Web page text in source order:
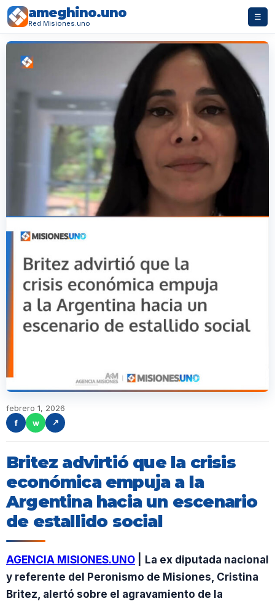
ameghino.uno
Red Misiones.uno
☰
febrero 1, 2026
f
w ↗
Britez advirtió que la crisis
económica empuja a la
Argentina hacia un escenario
de estallido social
AGENCIA MISIONES.UNO
La ex diputada nacional
y referente del Peronismo de Misiones, Cristina
Britez, alertó sobre el agravamiento de la